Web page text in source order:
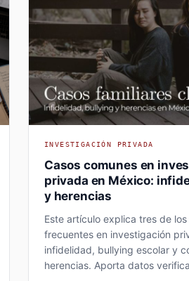
INVESTIGACIÓN PRIVADA
Casos comunes en
privada en México:
y herencias
Este artículo explica tres de
frecuentes en investigación
infidelidad, bullying escolar y
herencias. Aporta datos